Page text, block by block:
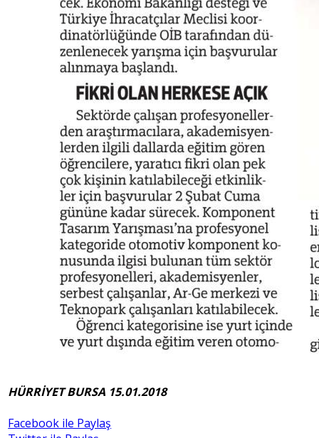
HÜRRİYET BURSA 15.01.2018
Facebook ile Paylaş